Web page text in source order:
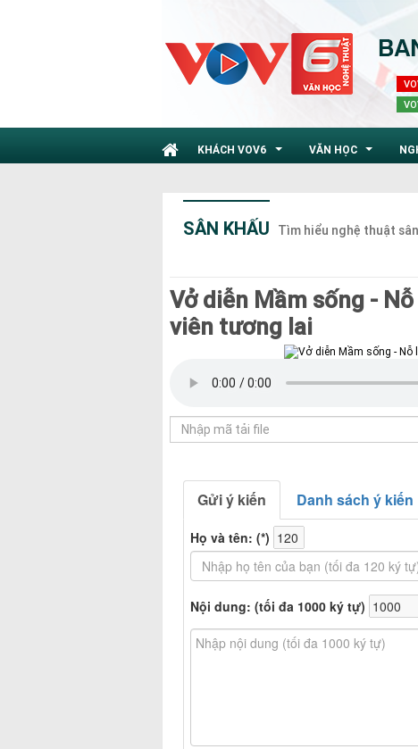
KHÁCH VOV6 VĂN HỌC
SÂN KHẤU Tìm hiểu nghệ thuật
Vở diễn Mầm sống -
viên tương lai